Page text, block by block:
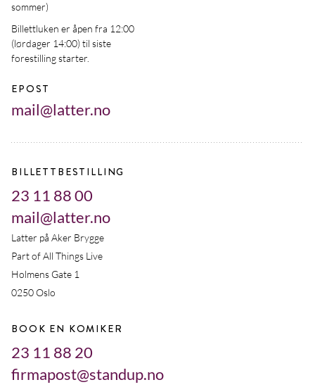
sommer)
Billettluken er åpen fra 12:00
(lørdager 14:00) til siste
forestilling starter.
EPOST
mail@latter.no
BILLETTBESTILLING
23 11 88 00
mail@latter.no
Latter på Aker Brygge
Part of All Things Live
Holmens Gate 1
0250 Oslo
BOOK EN KOMIKER
23 11 88 20
firmapost@standup.no